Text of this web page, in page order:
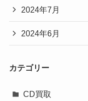
2024年7月
2024年6月
カテゴリー
CD買取